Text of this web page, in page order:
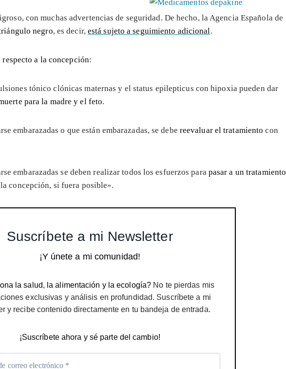
con muchas advertencias de seguridad. De hecho, la Agencia Española de
negro, es decir, está sujeto a seguimiento adicional.
a la concepción:
tónico clónicas maternas y el status epilepticus con hipoxia pueden dar
para la madre y el feto.
embarazadas o que están embarazadas, se debe reevaluar el tratamiento con
embarazadas se deben realizar todos los esfuerzos para pasar a un tratamiento
concepción, si fuera posible».
Suscríbete a mi Newsletter
¡Y únete a mi comunidad!
la salud, la alimentación y la ecología? No te pierdas mis
exclusivas y análisis en profundidad. Suscríbete a mi
y recibe contenido directamente en tu bandeja de entrada.
¡Suscríbete ahora y sé parte del cambio!